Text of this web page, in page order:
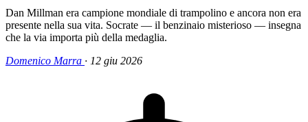
Dan Millman era campione mondiale di trampolino e ancora non era
presente nella sua vita. Socrate — il benzinaio misterioso — insegna
che la via importa più della medaglia.
Domenico Marra · 12 giu 2026